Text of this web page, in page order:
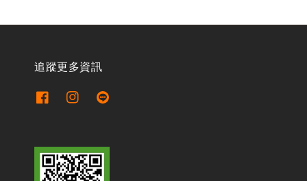
追蹤更多資訊